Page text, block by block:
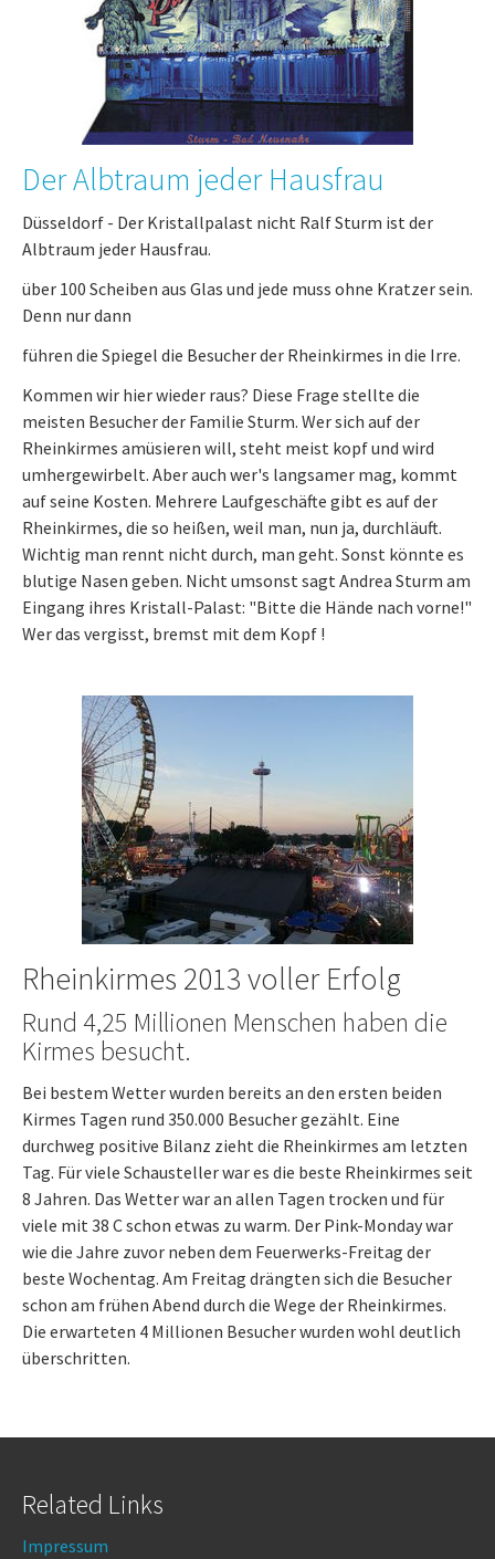
Der Albtraum jeder Hausfrau
Düsseldorf - Der Kristallpalast nicht Ralf Sturm ist der
Albtraum jeder Hausfrau.
über 100 Scheiben aus Glas und jede muss ohne Kratzer sein.
Denn nur dann
führen die Spiegel die Besucher der Rheinkirmes in die Irre.
Kommen wir hier wieder raus? Diese Frage stellte die
meisten Besucher der Familie Sturm. Wer sich auf der
Rheinkirmes amüsieren will, steht meist kopf und wird
umhergewirbelt. Aber auch wer's langsamer mag, kommt
auf seine Kosten. Mehrere Laufgeschäfte gibt es auf der
Rheinkirmes, die so heißen, weil man, nun ja, durchläuft.
Wichtig man rennt nicht durch, man geht. Sonst könnte es
blutige Nasen geben. Nicht umsonst sagt Andrea Sturm am
Eingang ihres Kristall-Palast: "Bitte die Hände nach vorne!"
Wer das vergisst, bremst mit dem Kopf !
Rheinkirmes 2013 voller Erfolg
Rund 4,25 Millionen Menschen haben die
Kirmes besucht.
Bei bestem Wetter wurden bereits an den ersten beiden
Kirmes Tagen rund 350.000 Besucher gezählt. Eine
durchweg positive Bilanz zieht die Rheinkirmes am letzten
Tag. Für viele Schausteller war es die beste Rheinkirmes seit
8 Jahren. Das Wetter war an allen Tagen trocken und für
viele mit 38 C schon etwas zu warm. Der Pink-Monday war
wie die Jahre zuvor neben dem Feuerwerks-Freitag der
beste Wochentag. Am Freitag drängten sich die Besucher
schon am frühen Abend durch die Wege der Rheinkirmes.
Die erwarteten 4 Millionen Besucher wurden wohl deutlich
überschritten.
Related Links
Impressum